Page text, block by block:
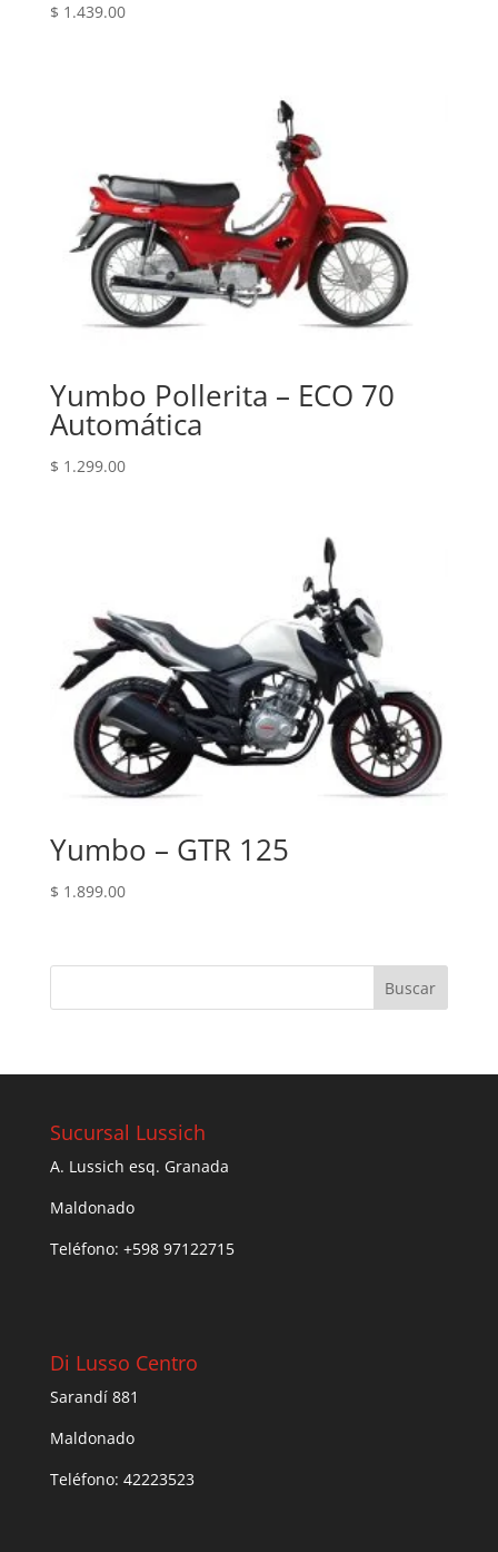
$ 1.439.00
Yumbo Pollerita – ECO 70
Automática
$ 1.299.00
Yumbo – GTR 125
$ 1.899.00
Sucursal Lussich
A. Lussich esq. Granada
Maldonado
Teléfono: +598 97122715
Di Lusso Centro
Sarandí 881
Maldonado
Teléfono: 42223523